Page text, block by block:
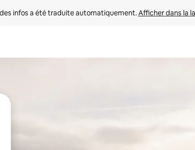
infos a été traduite automatiquement. Afficher dans la